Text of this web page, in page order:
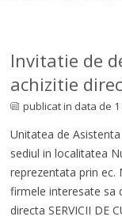
Invitatie de
achizitie
publicat in data de 1
Unitatea de
sediul in localitatea
reprezentata prin
firmele interesate sa
directa SERVICII